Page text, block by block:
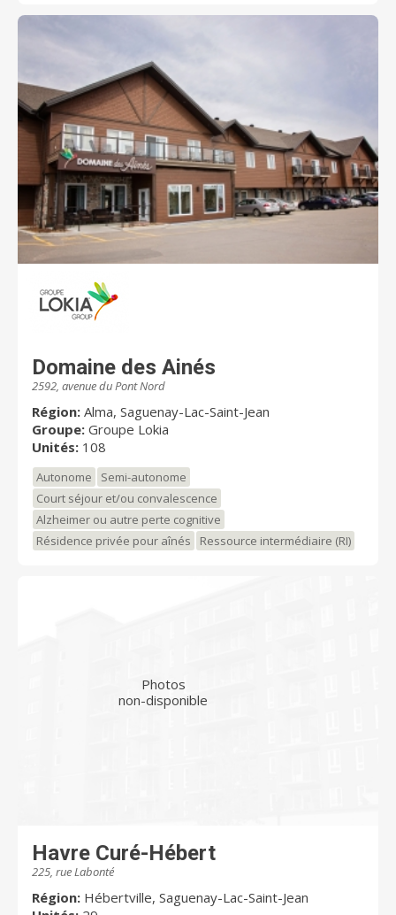
Domaine des Ainés
2592, avenue du Pont Nord
Région: Alma, Saguenay-Lac-Saint-Jean
Groupe: Groupe Lokia
Unités: 108
Autonome
Semi-autonome
Court séjour et/ou convalescence
Alzheimer ou autre perte cognitive
Résidence privée pour aînés
Ressource intermédiaire (RI)
Photos
non-disponible
Havre Curé-Hébert
225, rue Labonté
Région: Hébertville, Saguenay-Lac-Saint-Jean